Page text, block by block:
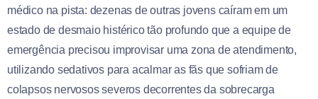
médico na pista: dezenas de outras jovens caíram em um
estado de desmaio histérico tão profundo que a equipe de
emergência precisou improvisar uma zona de atendimento,
utilizando sedativos para acalmar as fãs que sofriam de
colapsos nervosos severos decorrentes da sobrecarga